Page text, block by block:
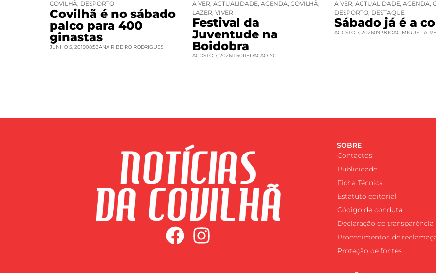
COVILHÃ, DESPORTO
Covilhã é no sábado
palco para 400
ginastas
JUNHO 5, 201908:53ANA RIBEIRO RODRIGUES
A VER, ACTUALIDADE, AGENDA, COVILHÃ,
LAZER, VIVER
Festival da
Juventude na
Boidobra
AGOSTO 7, 202611:50REDACAO NC
A VER, ACTUALIDADE, AGENDA,
DESPORTO, DESTAQUE
Sábado já é a
AGOSTO 7, 202609:38JOAO MIGUEL
SOBRE
Contactos
Publicidade
Ficha Técnica
Estatuto editorial
Código de conduta
Declaração de transparência
Procedimentos de
Proteção de fontes